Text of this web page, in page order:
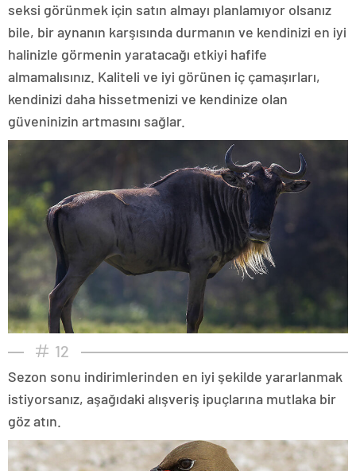
seksi görünmek için satın almayı planlamıyor olsanız
bile, bir aynanın karşısında durmanın ve kendinizi en iyi
halinizle görmenin yaratacağı etkiyi hafife
almamalısınız. Kaliteli ve iyi görünen iç çamaşırları,
kendinizi daha hissetmenizi ve kendinize olan
güveninizin artmasını sağlar.
12
Sezon sonu indirimlerinden en iyi şekilde yararlanmak
istiyorsanız, aşağıdaki alışveriş ipuçlarına mutlaka bir
göz atın.